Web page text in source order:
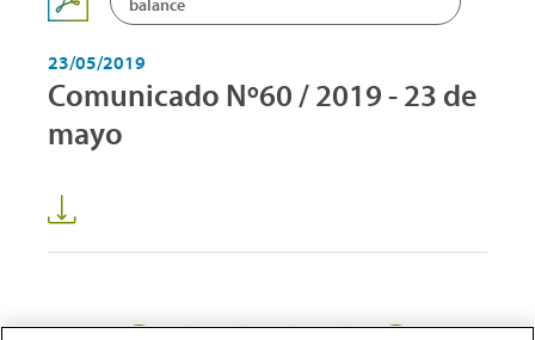
23/05/2019
Comunicado Nº60 / 2019 - 23 de
mayo